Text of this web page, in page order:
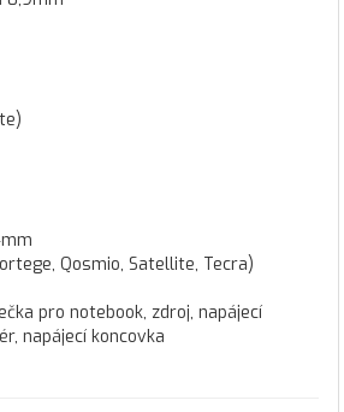
Qosmio, Satellite, Tecra)
pro notebook, zdroj, napájecí
napájecí koncovka